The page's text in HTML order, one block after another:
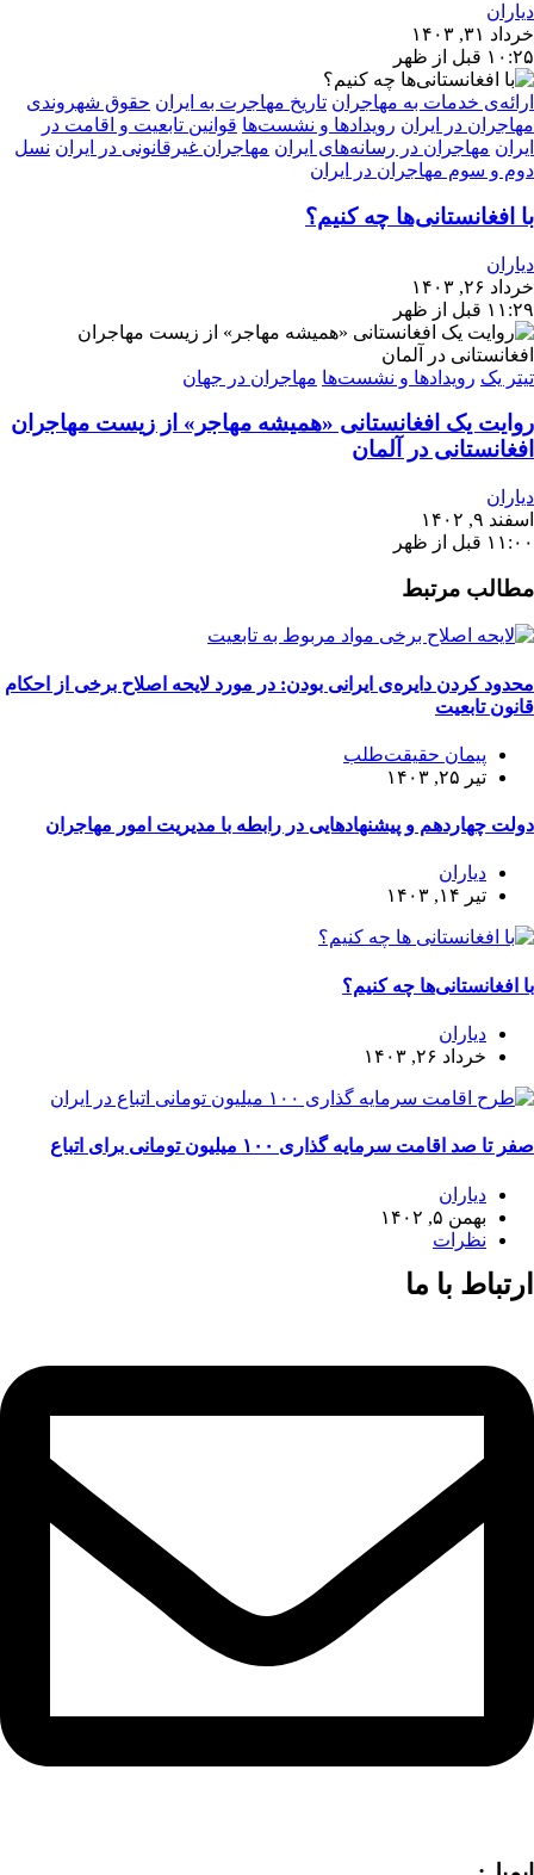
دیاران
خرداد ۳۱, ۱۴۰۳
۱۰:۲۵ قبل از ظهر
ارائه‌ی خدمات به مهاجران تاریخ مهاجرت به ایران حقوق شهروندی
مهاجران در ایران رویدادها و نشست‌ها قوانین تابعیت و اقامت در
ایران مهاجران در رسانه‌های ایران مهاجران غیرقانونی در ایران نسل
دوم و سوم مهاجران در ایران
با افغانستانی‌ها چه کنیم؟
دیاران
خرداد ۲۶, ۱۴۰۳
۱۱:۲۹ قبل از ظهر
تیتر یک رویدادها و نشست‌ها مهاجران در جهان
روایت یک افغانستانی «همیشه مهاجر» از زیست مهاجران
افغانستانی در آلمان
دیاران
اسفند ۹, ۱۴۰۲
۱۱:۰۰ قبل از ظهر
مطالب مرتبط
محدود کردن دایره‌ی ایرانی بودن: در مورد لایحه اصلاح برخی از احکام
قانون تابعیت
پیمان حقیقت‌طلب
تیر ۲۵, ۱۴۰۳
دولت چهاردهم و پیشنهادهایی در رابطه با مدیریت امور مهاجران
دیاران
تیر ۱۴, ۱۴۰۳
با افغانستانی‌ها چه کنیم؟
دیاران
خرداد ۲۶, ۱۴۰۳
صفر تا صد اقامت سرمایه گذاری ۱۰۰ میلیون تومانی برای اتباع
دیاران
بهمن ۵, ۱۴۰۲
نظرات
ارتباط با ما